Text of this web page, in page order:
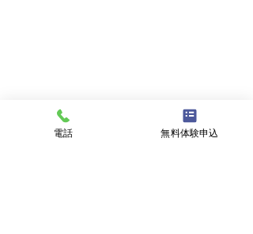
電話 無料体験申込